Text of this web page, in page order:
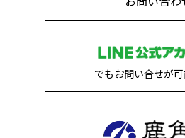
でもお問い合せが可